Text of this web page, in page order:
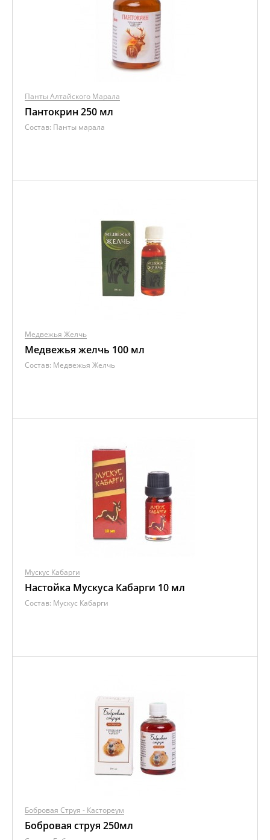
Панты Алтайского Марала
Пантокрин 250 мл
Состав: Панты марала
Медвежья Желчь
Медвежья желчь 100 мл
Состав: Медвежья Желчь
Мускус Кабарги
Настойка Мускуса Кабарги 10 мл
Состав: Мускус Кабарги
Бобровая Струя - Кастореум
Бобровая струя 250мл